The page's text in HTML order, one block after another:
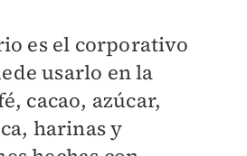
es el corporativo
usarlo en la
cacao, azúcar,
harinas y